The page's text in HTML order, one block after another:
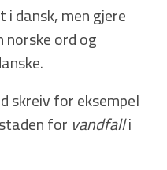
dansk, men gjere
norske ord og
skreiv for eksempel
for vandfalli